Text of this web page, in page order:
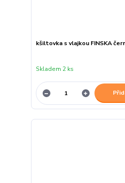
kšiltovka s vlajkou FINSKA
Skladem 2 ks